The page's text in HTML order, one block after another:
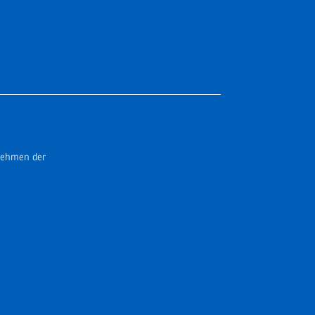
der